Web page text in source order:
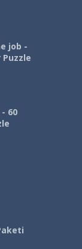
job -
Puzzle
60